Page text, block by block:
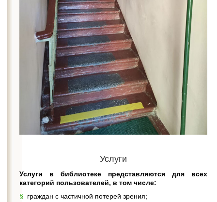
Услуги
Услуги в библиотеке представляются для всех
категорий пользователей, в том числе:
граждан с частичной потерей зрения;